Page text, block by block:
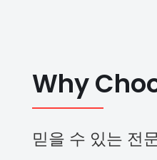
Why
믿을 수 있는 전